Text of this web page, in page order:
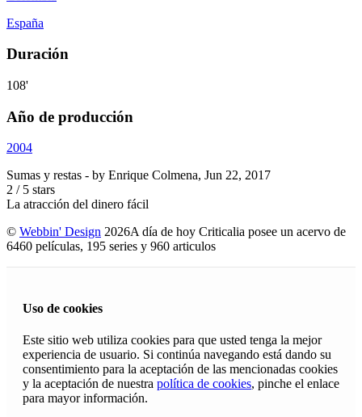
España
Duración
108'
Año de producción
2004
Sumas y restas - by Enrique Colmena, Jun 22, 2017
2 / 5 stars
La atracción del dinero fácil
© Webbin' Design 2026A día de hoy Criticalia posee un acervo de
6460 películas, 195 series y 960 articulos
Uso de cookies
Este sitio web utiliza cookies para que usted tenga la mejor
experiencia de usuario. Si continúa navegando está dando su
consentimiento para la aceptación de las mencionadas cookies
y la aceptación de nuestra política de cookies, pinche el enlace
para mayor información.